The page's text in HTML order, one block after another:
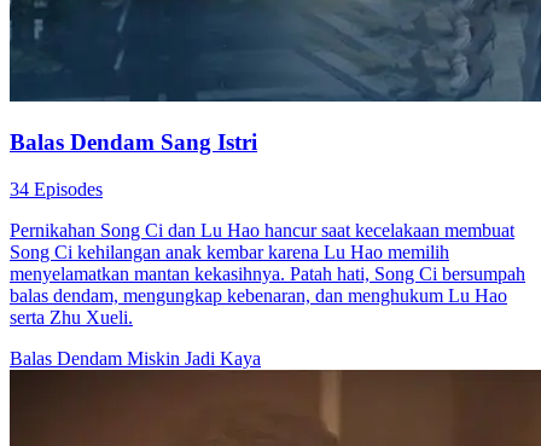
Balas Dendam Sang Istri
34 Episodes
Pernikahan Song Ci dan Lu Hao hancur saat kecelakaan membuat
Song Ci kehilangan anak kembar karena Lu Hao memilih
menyelamatkan mantan kekasihnya. Patah hati, Song Ci bersumpah
balas dendam, mengungkap kebenaran, dan menghukum Lu Hao
serta Zhu Xueli.
Balas Dendam Miskin Jadi Kaya